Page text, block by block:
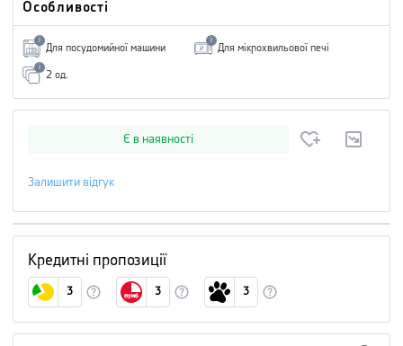
Особливості
i
Для посудомийної машини
i
Для мікрохвильової печі
i
2 од.
Є в наявності
Залишити відгук
Кредитні пропозиції
3 3 3